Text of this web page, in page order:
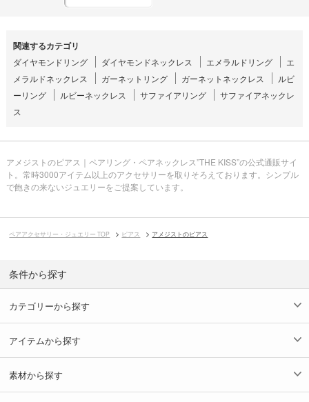
関連するカテゴリ
ダイヤモンドリング ダイヤモンドネックレス エメラルドリング
エ
メラルドネックレス
ガーネットリング ガーネットネックレス
ルビ
ーリング
ルビーネックレス サファイアリング
サファイアネックレ
ス
アメジストのピアス｜ペアリング・ペアネックレス”THE KISS”の公式通販サイ
ト。常時3000アイテム以上のアクセサリーを取りそろえております。シンプル
で飽きの来ないジュエリーをご提案しています。
ペアアクセサリー・ジュエリー TOP ピアス アメジストのピアス
条件から探す
カテゴリーから探す
アイテムから探す
素材から探す